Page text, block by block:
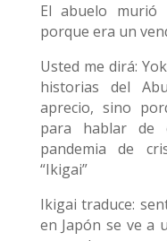
El abuelo
porque era un
Usted me dirá:
historias del
aprecio, sino
para hablar de
pandemia de
“Ikigai”
Ikigai traduce:
en Japón se ve a